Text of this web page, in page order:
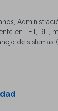
en LFT, RIT,
de sistemas